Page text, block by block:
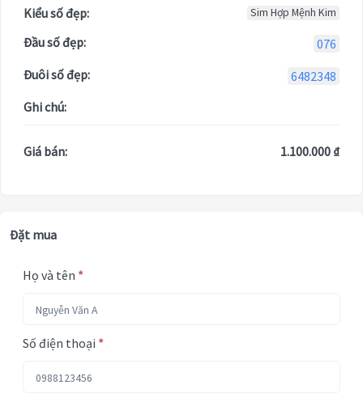
Kiểu số đẹp: Sim Hợp Mệnh Kim
Đầu số đẹp:
076
Đuôi số đẹp:
6482348
Ghi chú:
Giá bán: 1.100.000 ₫
Đặt mua
Họ và tên *
Số điện thoại *